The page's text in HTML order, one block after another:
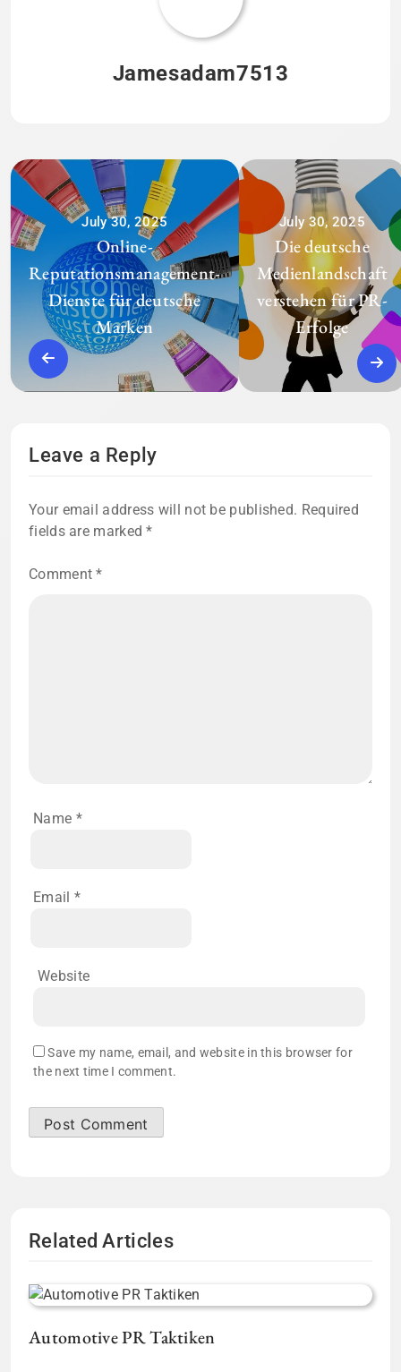
Jamesadam7513
July 30, 2025
Online-
Reputationsmanagement-
Dienste für deutsche
Marken
July 30, 2025
Die deutsche
Medienlandschaft
verstehen für PR-
Erfolge
Leave a Reply
Your email address will not be published. Required
fields are marked*
Comment*
Name *
Email *
Website
Save my name, email, and website in this browser for
the next time I comment.
Related Articles
Automotive PR Taktiken